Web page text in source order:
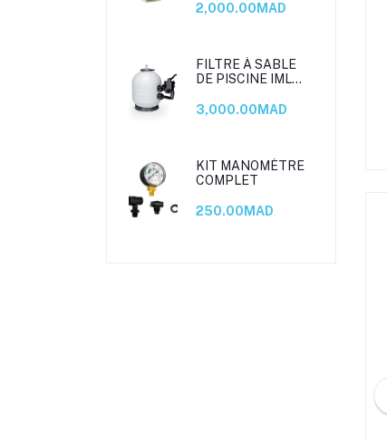
2,000.00MAD
FILTRE À SABLE
DE PISCINE IML
3,000.00MAD
KIT MANOMÈTRE
COMPLET
250.00MAD